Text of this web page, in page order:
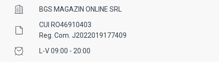
BGS MAGAZIN ONLINE SRL
CUI RO46910403
Reg. Com. J2022019177409
L-V 09:00 - 20:00